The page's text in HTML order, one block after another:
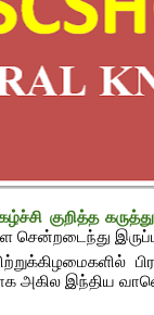
குறித்த
சென்றடைந்து
அகில இந்திய